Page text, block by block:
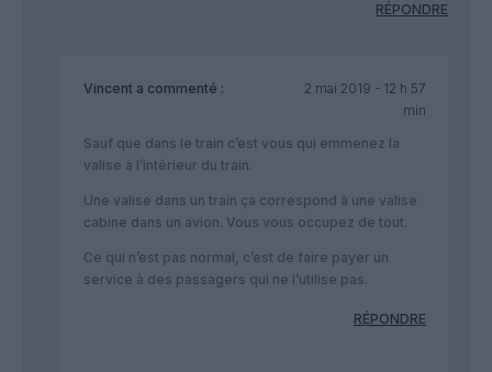
RÉPONDRE
Vincent a commenté :
2 mai 2019 - 12 h 57
min
Sauf que dans le train c’est vous qui emmenez la
valise à l’intérieur du train.
Une valise dans un train ça correspond à une valise
cabine dans un avion. Vous vous occupez de tout.
Ce qui n’est pas normal, c’est de faire payer un
service à des passagers qui ne l’utilise pas.
RÉPONDRE